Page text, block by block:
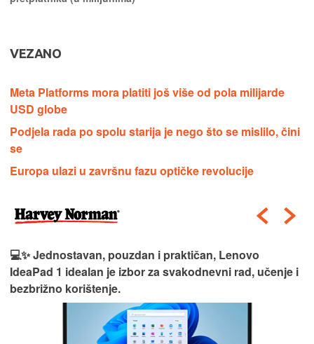
VEZANO
Meta Platforms mora platiti još više od pola milijarde
USD globe
Podjela rada po spolu starija je nego što se mislilo, čini
se
Europa ulazi u završnu fazu optičke revolucije
💻✨ Jednostavan, pouzdan i praktičan, Lenovo
IdeaPad 1 idealan je izbor za svakodnevni rad, učenje i
bezbrižno korištenje.